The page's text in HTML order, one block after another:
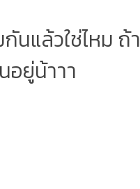
นแล้วใช่ไหม ถ้า
อยู่น้าาา